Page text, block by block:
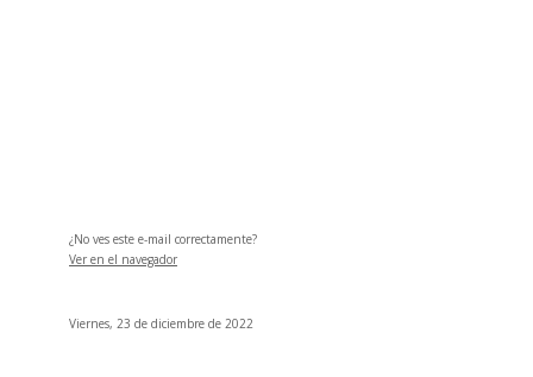
¿No ves este e-mail correctamente?
Ver en el navegador
Viernes, 23 de diciembre de 2022